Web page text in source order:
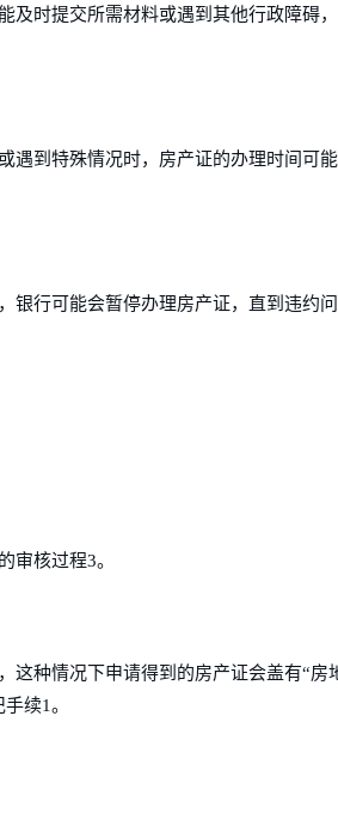
及时提交所需材料或遇到其他行政障碍
遇到特殊情况时，房产证的办理时间可
银行可能会暂停办理房产证，直到违约
审核过程3。
这种情况下申请得到的房产证会盖有“房
续1。